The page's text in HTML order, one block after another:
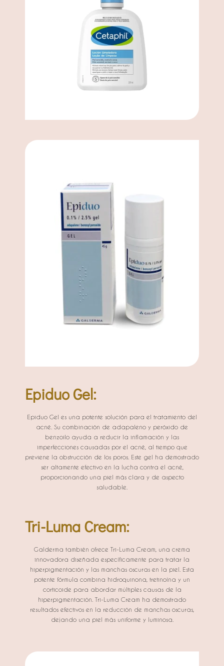
Epiduo Gel:
Epiduo Gel es una potente solución para el tratamiento del
acné. Su combinación de adapaleno y peróxido de
benzoilo ayuda a reducir la inflamación y las
imperfecciones causadas por el acné, al tiempo que
previene la obstrucción de los poros. Este gel ha demostrado
ser altamente efectivo en la lucha contra el acné,
proporcionando una piel más clara y de aspecto
saludable.
Tri-Luma Cream:
Galderma también ofrece Tri-Luma Cream, una crema
innovadora diseñada específicamente para tratar la
hiperpigmentación y las manchas oscuras en la piel. Esta
potente fórmula combina hidroquinona, tretinoína y un
corticoide para abordar múltiples causas de la
hiperpigmentación. Tri-Luma Cream ha demostrado
resultados efectivos en la reducción de manchas oscuras,
dejando una piel más uniforme y luminosa.